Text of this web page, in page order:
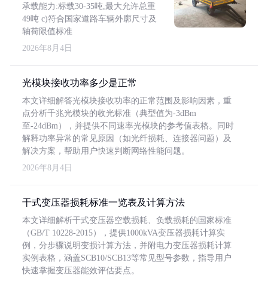
承载能力:标载30-35吨,最大允许总重
49吨 c)符合国家道路车辆外廓尺寸及
轴荷限值标准
2026年8月4日
光模块接收功率多少是正常
本文详细解答光模块接收功率的正常范围及影响因素，重
点分析千兆光模块的收光标准（典型值为-3dBm
至-24dBm），并提供不同速率光模块的参考值表格。同时
解释功率异常的常见原因（如光纤损耗、连接器问题）及
解决方案，帮助用户快速判断网络性能问题。
2026年8月4日
干式变压器损耗标准一览表及计算方法
本文详细解析干式变压器空载损耗、负载损耗的国家标准
（GB/T 10228-2015），提供1000kVA变压器损耗计算实
例，分步骤说明变损计算方法，并附电力变压器损耗计算
实例表格，涵盖SCB10/SCB13等常见型号参数，指导用户
快速掌握变压器能效评估要点。